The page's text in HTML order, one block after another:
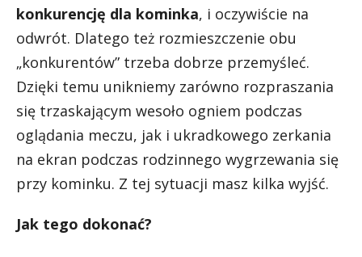
konkurencję dla kominka, i oczywiście na
odwrót. Dlatego też rozmieszczenie obu
„konkurentów” trzeba dobrze przemyśleć.
Dzięki temu unikniemy zarówno rozpraszania
się trzaskającym wesoło ogniem podczas
oglądania meczu, jak i ukradkowego zerkania
na ekran podczas rodzinnego wygrzewania się
przy kominku. Z tej sytuacji masz kilka wyjść.
Jak tego dokonać?